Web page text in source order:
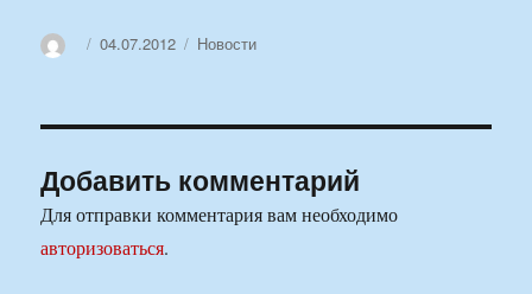
АвторОпубликовано
04.07.2012 Рубрики
Новости
Добавить комментарий
Для отправки комментария вам необходимо
авторизоваться.